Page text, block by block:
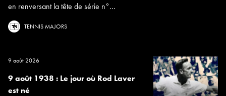
en renversant la tête de série n°...
TENNIS MAJORS
9 août 2026
9 août 1938 : Le jour où Rod Laver
est né